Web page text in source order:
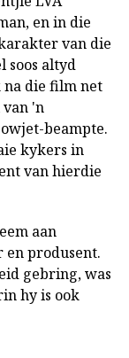
en in die
van die
soos altyd
die film net
van 'n
beampte.
kykers in
van hierdie
aan
en produsent.
gebring, was
hy is ook